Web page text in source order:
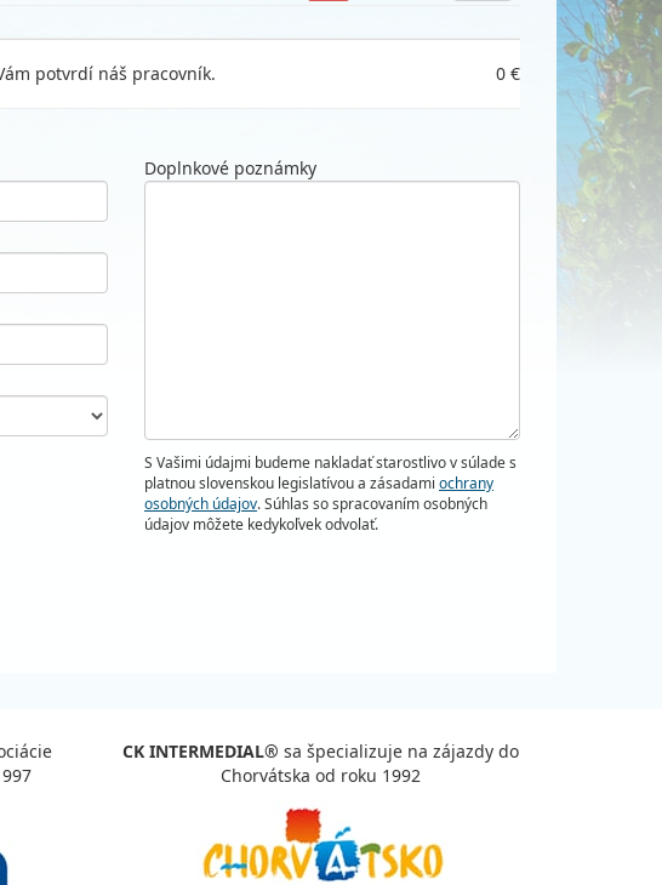
potvrdí náš pracovník. 0 €
Doplnkové poznámky
S Vašimi údajmi budeme nakladať starostlivo v súlade s
platnou slovenskou legislatívou a zásadami ochrany
osobných údajov. Súhlas so spracovaním osobných
údajov môžete kedykoľvek odvolať.
CK INTERMEDIAL® sa špecializuje na zájazdy do
Chorvátska od roku 1992